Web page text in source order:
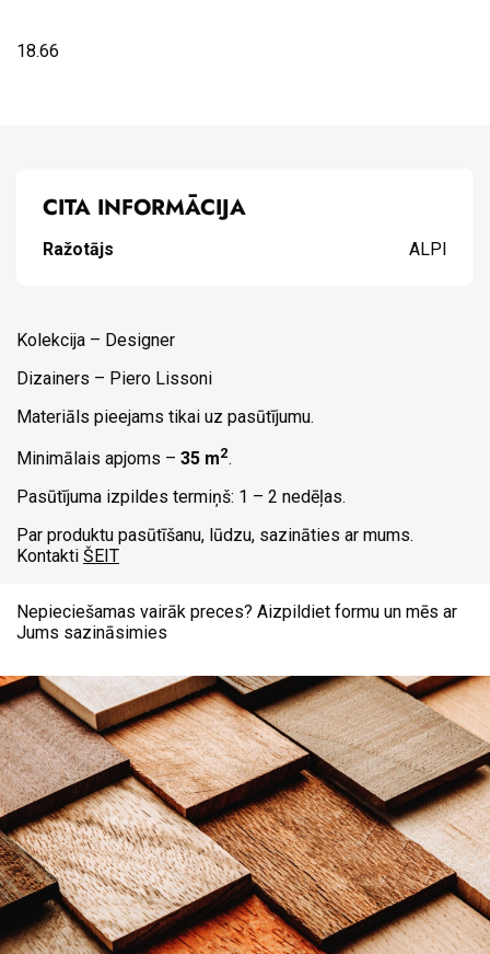
18.66
CITA INFORMĀCIJA
Ražotājs ALPI
Kolekcija – Designer
Dizainers – Piero Lissoni
Materiāls pieejams tikai uz pasūtījumu.
Minimālais apjoms – 35 m2.
Pasūtījuma izpildes termiņš: 1 – 2 nedēļas.
Par produktu pasūtīšanu, lūdzu, sazināties ar mums.
Kontakti ŠEIT
Nepieciešamas vairāk preces? Aizpildiet formu un mēs ar
Jums sazināsimies